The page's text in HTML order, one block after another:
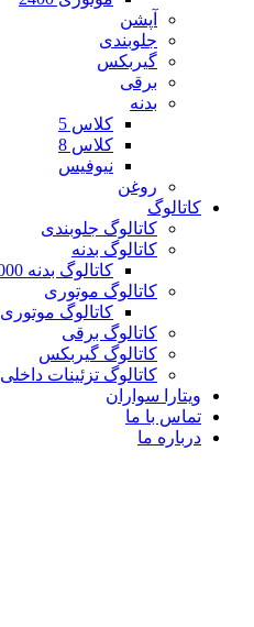
آپشن
جلوبندی
گیربکس
برقی
بدنه
کلاس 5
کلاس 8
نیوفیس
روغن
کاتالوگ
کاتالوگ جلوبندی
کاتالوگ بدنه
کاتالوگ بدنه 2000
کاتالوگ موتوری
کاتالوگ موتوری 2000
کاتالوگ برقی
کاتالوگ گیربکس
کاتالوگ تزئینات داخلی
ویتارا سواران
تماس با ما
درباره ما